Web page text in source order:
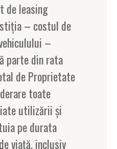
de leasing
– costul de
–
parte din rata
de Proprietate
toate
utilizării și
pe durata
viață, inclusiv